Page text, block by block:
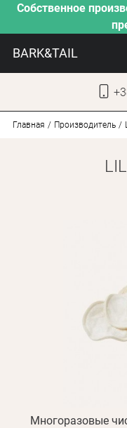
Собственное
BARK&TAIL
Главная Производитель
Многоразовые